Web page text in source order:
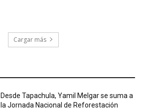
Cargar más
Desde Tapachula, Yamil Melgar se suma a
la Jornada Nacional de Reforestación